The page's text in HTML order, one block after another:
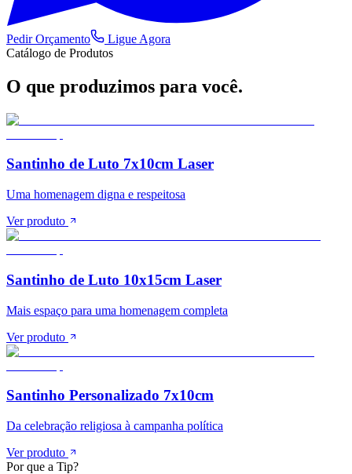
Pedir Orçamento
Ligue Agora
Catálogo de Produtos
O que produzimos para você.
Santinho de Luto 7x10cm Laser
Uma homenagem digna e respeitosa
Ver produto
Santinho de Luto 10x15cm Laser
Mais espaço para uma homenagem completa
Ver produto
Santinho Personalizado 7x10cm
Da celebração religiosa à campanha política
Ver produto
Por que a Tip?